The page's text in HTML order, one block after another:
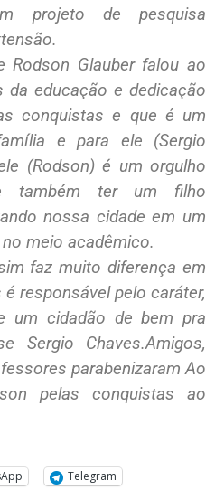
projeto de pesquisa
Rodson Glauber falou ao
da educação e dedicação
conquistas e que é um
e para ele (Sergio
(Rodson) é um orgulho
também ter um filho
nossa cidade em um
meio acadêmico.
faz muito diferença em
responsável pelo caráter,
um cidadão de bem pra
Sergio Chaves.Amigos,
parabenizaram Ao
pelas conquistas ao
Telegram